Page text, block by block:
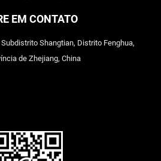
EM CONTATO
Shangtian, Distrito Fenghua,
de Zhejiang, China